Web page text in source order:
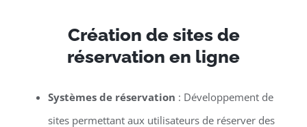
Création de sites de
réservation en ligne
Systèmes de réservation : Développement de
sites permettant aux utilisateurs de réserver des